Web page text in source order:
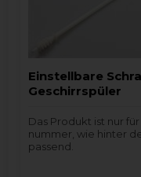
Einstellbare
Geschirrspüler
Das Produkt ist nur
nummer, wie hinter
passend.